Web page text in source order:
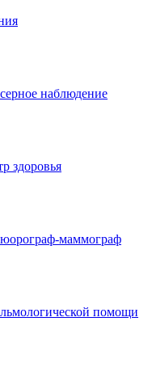
наблюдение
здоровья
маммограф
помощи